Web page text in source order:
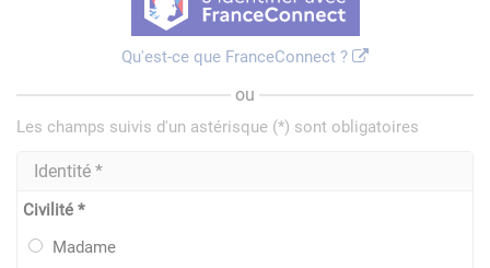
Qu'est-ce que FranceConnect ?
ou
Les champs suivis d'un astérisque (*) sont obligatoires
Identité *
Civilité *
Madame